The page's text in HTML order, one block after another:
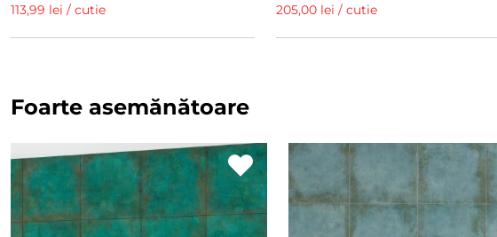
113,99 lei / cutie 205,00 lei / cutie
Foarte asemănătoare